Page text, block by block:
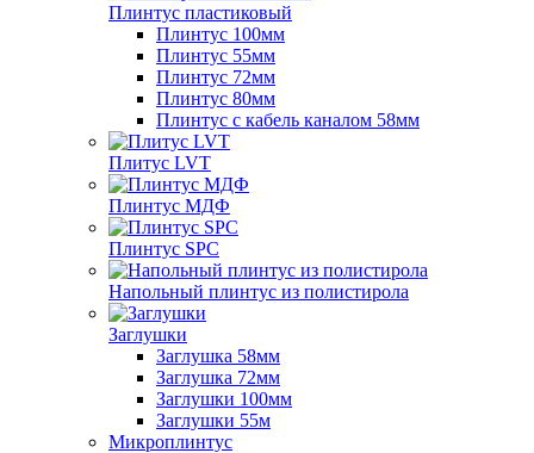
Плинтус пластиковый
Плинтус 100мм
Плинтус 55мм
Плинтус 72мм
Плинтус 80мм
Плинтус с кабель каналом 58мм
Плитус LVT
Плинтус МДФ
Плинтус SPC
Напольный плинтус из полистирола
Заглушки
Заглушка 58мм
Заглушка 72мм
Заглушки 100мм
Заглушки 55м
Микроплинтус